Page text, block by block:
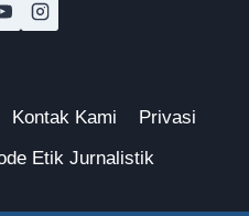
Kontak Kami
Privasi
Etik Jurnalistik